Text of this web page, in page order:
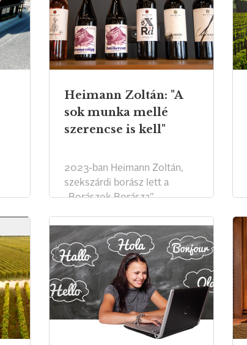
Heimann Zoltán: "A
sok munka mellé
szerencse is kell"
2023-ban Heimann Zoltán,
szekszárdi borász lett a
„Borászok Borásza”